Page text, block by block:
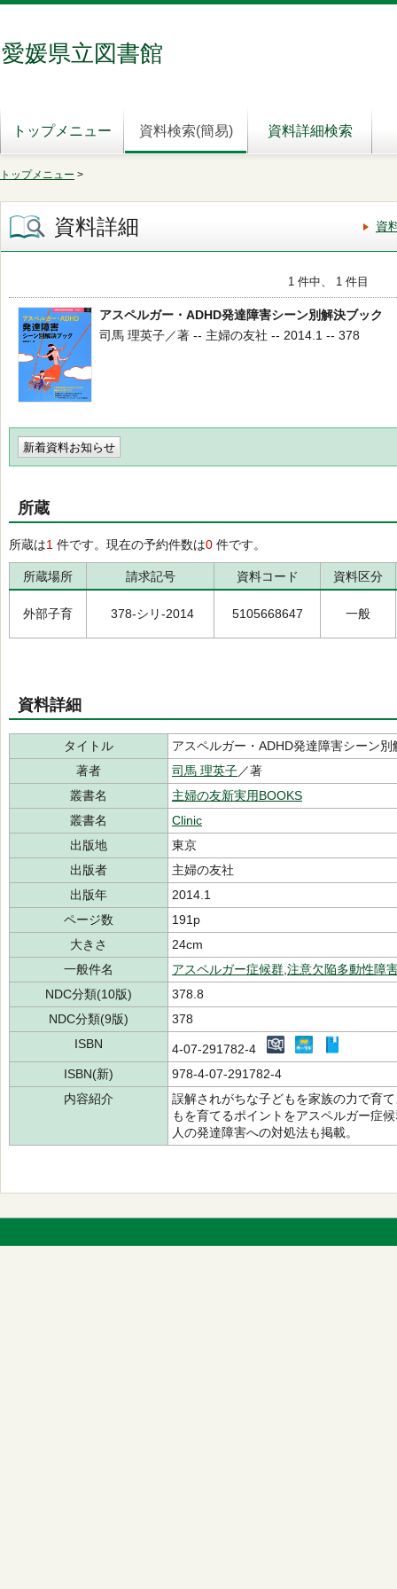
愛媛県立図書館
トップメニュー 資料検索(簡易) 資料詳細検索
トップメニュー >
資料詳細 資
1 件中、 1 件目
アスペルガー・ADHD発達障害シーン別解決ブック
司馬 理英子／著 -- 主婦の友社 -- 2014.1 -- 378
新着資料お知らせ
所蔵
所蔵は1 件です。現在の予約件数は0 件です。
所蔵場所 請求記号 資料コード 資料区分
外部子育 378-シリ-2014 5105668647 一般
資料詳細
タイトル
アスペルガー・ADHD発達障害シーン
著者
司馬 理英子／著
叢書名
主婦の友新実用BOOKS
叢書名
Clinic
出版地
東京
出版者
主婦の友社
出版年
2014.1
ページ数
191p
大きさ
24cm
一般件名
アスペルガー症候群 注意欠陥多動性障
NDC分類(10版)
378.8
NDC分類(9版)
378
ISBN
4-07-291782-4
ISBN(新)
978-4-07-291782-4
内容紹介
誤解されがちな子どもを家族の力で育
もを育てるポイントをアスペルガー症
人の発達障害への対処法も掲載。